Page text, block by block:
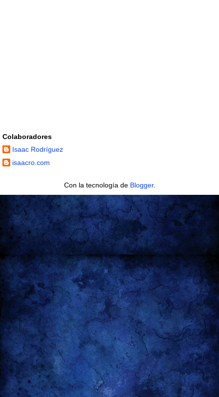
Colaboradores
Isaac Rodríguez
isaacro.com
Con la tecnología de Blogger.